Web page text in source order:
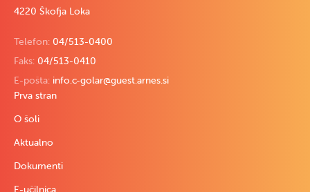
4220 Škofja Loka
Telefon: 04/513-0400
Faks: 04/513-0410
E-pošta: info.c-golar@guest.arnes.si
Prva stran
O šoli
Aktualno
Dokumenti
E-učilnica